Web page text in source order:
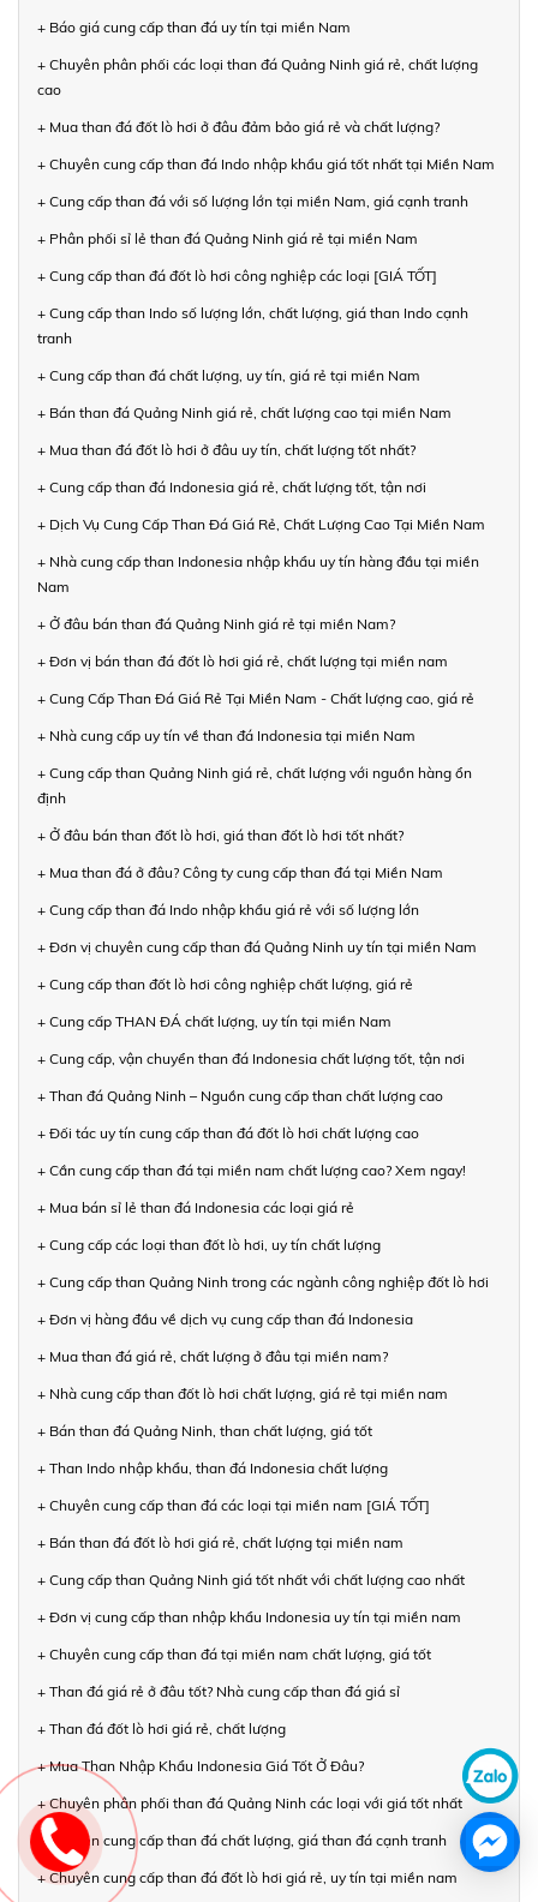
+ Báo giá cung cấp than đá uy tín tại miền Nam
+ Chuyên phân phối các loại than đá Quảng Ninh giá rẻ, chất lượng
cao
+ Mua than đá đốt lò hơi ở đâu đảm bảo giá rẻ và chất lượng?
+ Chuyên cung cấp than đá Indo nhập khẩu giá tốt nhất tại Miền Nam
+ Cung cấp than đá với số lượng lớn tại miền Nam, giá cạnh tranh
+ Phân phối sỉ lẻ than đá Quảng Ninh giá rẻ tại miền Nam
+ Cung cấp than đá đốt lò hơi công nghiệp các loại [GIÁ TỐT]
+ Cung cấp than Indo số lượng lớn, chất lượng, giá than Indo cạnh
tranh
+ Cung cấp than đá chất lượng, uy tín, giá rẻ tại miền Nam
+ Bán than đá Quảng Ninh giá rẻ, chất lượng cao tại miền Nam
+ Mua than đá đốt lò hơi ở đâu uy tín, chất lượng tốt nhất?
+ Cung cấp than đá Indonesia giá rẻ, chất lượng tốt, tận nơi
+ Dịch Vụ Cung Cấp Than Đá Giá Rẻ, Chất Lượng Cao Tại Miền Nam
+ Nhà cung cấp than Indonesia nhập khẩu uy tín hàng đầu tại miền
Nam
+ Ở đâu bán than đá Quảng Ninh giá rẻ tại miền Nam?
+ Đơn vị bán than đá đốt lò hơi giá rẻ, chất lượng tại miền nam
+ Cung Cấp Than Đá Giá Rẻ Tại Miền Nam - Chất lượng cao, giá rẻ
+ Nhà cung cấp uy tín về than đá Indonesia tại miền Nam
+ Cung cấp than Quảng Ninh giá rẻ, chất lượng với nguồn hàng ổn
định
+ Ở đâu bán than đốt lò hơi, giá than đốt lò hơi tốt nhất?
+ Mua than đá ở đâu? Công ty cung cấp than đá tại Miền Nam
+ Cung cấp than đá Indo nhập khẩu giá rẻ với số lượng lớn
+ Đơn vị chuyên cung cấp than đá Quảng Ninh uy tín tại miền Nam
+ Cung cấp than đốt lò hơi công nghiệp chất lượng, giá rẻ
+ Cung cấp THAN ĐÁ chất lượng, uy tín tại miền Nam
+ Cung cấp, vận chuyển than đá Indonesia chất lượng tốt, tận nơi
+ Than đá Quảng Ninh – Nguồn cung cấp than chất lượng cao
+ Đối tác uy tín cung cấp than đá đốt lò hơi chất lượng cao
+ Cần cung cấp than đá tại miền nam chất lượng cao? Xem ngay!
+ Mua bán sỉ lẻ than đá Indonesia các loại giá rẻ
+ Cung cấp các loại than đốt lò hơi, uy tín chất lượng
+ Cung cấp than Quảng Ninh trong các ngành công nghiệp đốt lò hơi
+ Đơn vị hàng đầu về dịch vụ cung cấp than đá Indonesia
+ Mua than đá giá rẻ, chất lượng ở đâu tại miền nam?
+ Nhà cung cấp than đốt lò hơi chất lượng, giá rẻ tại miền nam
+ Bán than đá Quảng Ninh, than chất lượng, giá tốt
+ Than Indo nhập khẩu, than đá Indonesia chất lượng
+ Chuyên cung cấp than đá các loại tại miền nam [GIÁ TỐT]
+ Bán than đá đốt lò hơi giá rẻ, chất lượng tại miền nam
+ Cung cấp than Quảng Ninh giá tốt nhất với chất lượng cao nhất
+ Đơn vị cung cấp than nhập khẩu Indonesia uy tín tại miền nam
+ Chuyên cung cấp than đá tại miền nam chất lượng, giá tốt
+ Than đá giá rẻ ở đâu tốt? Nhà cung cấp than đá giá sỉ
+ Than đá đốt lò hơi giá rẻ, chất lượng
+ Mua Than Nhập Khẩu Indonesia Giá Tốt Ở Đâu?
+ Chuyên phân phối than đá Quảng Ninh các loại với giá tốt nhất
+ Chuyên cung cấp than đá chất lượng, giá than đá cạnh tranh
+ Chuyên cung cấp than đá đốt lò hơi giá rẻ, uy tín tại miền nam